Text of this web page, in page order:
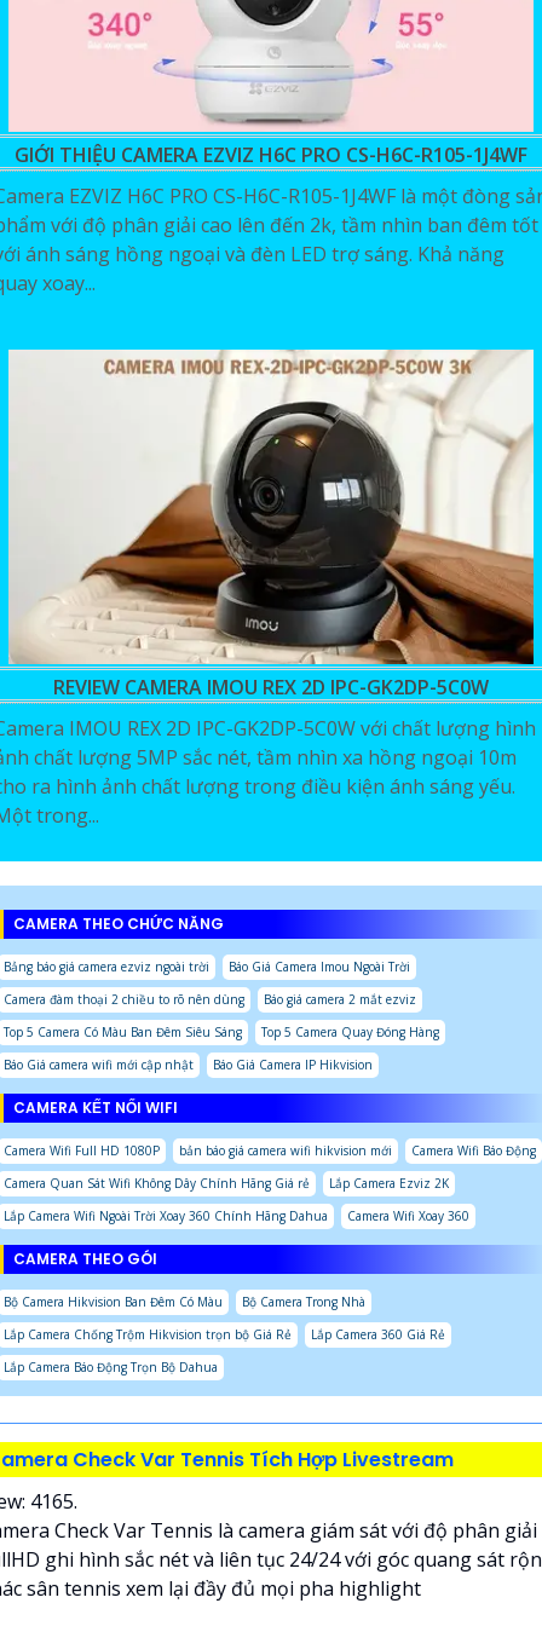
GIỚI THIỆU CAMERA EZVIZ H6C PRO CS-H6C-R105-1J4WF
EZVIZ H6C PRO CS-H6C-R105-1J4WF là một đòng
với độ phân giải cao lên đến 2k, tầm nhìn ban đêm tốt
ánh sáng hồng ngoại và đèn LED trợ sáng. Khả năng
xoay...
REVIEW CAMERA IMOU REX 2D IPC-GK2DP-5C0W
IMOU REX 2D IPC-GK2DP-5C0W với chất lượng hình
chất lượng 5MP sắc nét, tầm nhìn xa hồng ngoại 10m
ra hình ảnh chất lượng trong điều kiện ánh sáng yếu.
trong...
CAMERA THEO CHỨC NĂNG
Bảng báo giá camera ezviz ngoài trời
Báo Giá Camera Imou Ngoài Trời
Camera đàm thoại 2 chiều to rõ nên dùng
Báo giá camera 2 mắt ezviz
Top 5 Camera Có Màu Ban Đêm Siêu Sáng
Top 5 Camera Quay Đóng Hàng
Báo Giá camera wifi mới cập nhật
Báo Giá Camera IP Hikvision
CAMERA KẾT NỐI WIFI
Camera Wifi Full HD 1080P bản báo giá camera wifi hikvision mới
Camera Wifi Báo Động
Camera Quan Sát Wifi Không Dây Chính Hãng Giá rẻ
Lắp Camera Ezviz 2K
Lắp Camera Wifi Ngoài Trời Xoay 360 Chính Hãng Dahua
Camera Wifi Xoay 360
CAMERA THEO GÓI
Bộ Camera Hikvision Ban Đêm Có Màu
Bộ Camera Trong Nhà
Lắp Camera Chống Trộm Hikvision trọn bộ Giá Rẻ
Lắp Camera 360 Giá Rẻ
Lắp Camera Báo Động Trọn Bộ Dahua
Check Var Tennis Tích Hợp Livestream
4165.
Check Var Tennis là camera giám sát với độ phân giải
ghi hình sắc nét và liên tục 24/24 với góc quang sát
sân tennis xem lại đầy đủ mọi pha highlight